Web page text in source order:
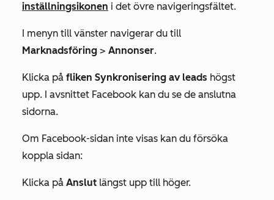
inställningsikonen i det övre navigeringsfältet.
I menyn till vänster navigerar du till
Marknadsföring > Annonser.
Klicka på fliken Synkronisering av leads högst
upp. I avsnittet Facebook kan du se de anslutna
sidorna.
Om Facebook-sidan inte visas kan du försöka
koppla sidan:
Klicka på Anslut längst upp till höger.